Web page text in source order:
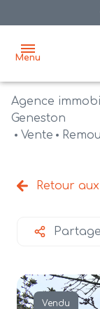
Menu
accueil
vente
agences
estimation
Agence immobilère à Aigrefeuille-Sur-Maine et
Geneston
Vente
Retour
Vendu